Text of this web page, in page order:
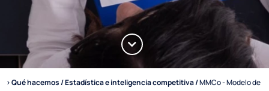
>Qué hacemos /Estadística e inteligencia competitiva/MMCo - Modelo de